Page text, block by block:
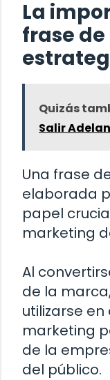
La
frase
Quizás
Salir
Una frase
elaborada
papel
marketing
Al
de la
utilizarse
marketing
de la
del público.